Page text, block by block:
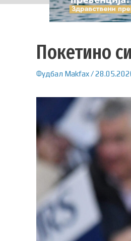
Покетино
Фудбал Makfax/